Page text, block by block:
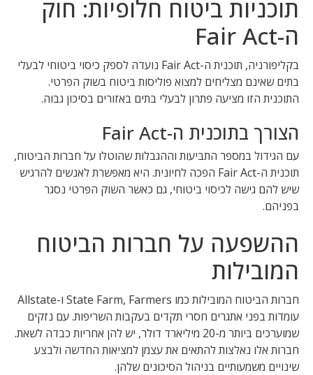
תוכניות ביטוח חלופיות: חוק
ה-Fair Act
בקליפורניה, תוכנית ה-Fair Act נועדה לספק כיסוי ביטוחי לבעלי
בתים שאינם מצליחים למצוא פוליסות ביטוח בשוק הפרטי.
התוכנית הזו מציעה פתרון לבעלי בתים באזורים בסיכון גבוה.
הצורך בתוכנית ה-Fair Act
עם הגידול במספר התביעות וההגבלות שהוטלו על חברות הביטוח,
תוכנית ה-Fair Act הפכה לחיונית. היא מאפשרת לאנשים להרגיש
שיש להם גישה לכיסוי ביטוחי, גם כאשר השוק הפרטי נסגר
בפניהם.
ההשפעה על חברות הביטוח
המובילות
חברות הביטוח המובילות כמו State Farm, Farmers ו-Allstate
עומדות בפני אתגרים חסרי תקדים בעקבות השריפות. עם נזקים
שמוערכים ביותר מ-20 מיליארד דולר, יש להן אחריות כבדה לשאת.
חברות אלו נאלצות להתאים את עצמן למציאות החדשה ולבצע
שינויים משמעותיים בניהול הסיכונים שלהן.